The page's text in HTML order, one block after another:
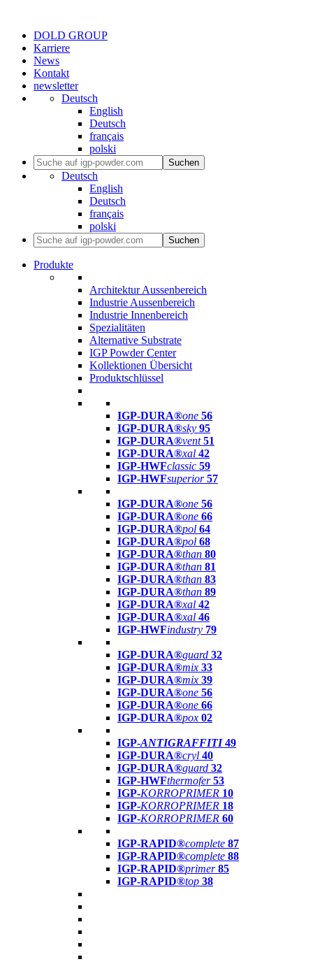
DOLD GROUP
Karriere
News
Kontakt
newsletter
Deutsch
English
Deutsch
français
polski
Suchen
Deutsch
English
Deutsch
français
polski
Suchen
Produkte
Architektur Aussenbereich
Industrie Aussenbereich
Industrie Innenbereich
Spezialitäten
Alternative Substrate
IGP Powder Center
Kollektionen Übersicht
Produktschlüssel
IGP-DURA®one 56
IGP-DURA®sky 95
IGP-DURA®vent 51
IGP-DURA®xal 42
IGP-HWFclassic 59
IGP-HWFsuperior 57
IGP-DURA®one 56
IGP-DURA®one 66
IGP-DURA®pol 64
IGP-DURA®pol 68
IGP-DURA®than 80
IGP-DURA®than 81
IGP-DURA®than 83
IGP-DURA®than 89
IGP-DURA®xal 42
IGP-DURA®xal 46
IGP-HWFindustry 79
IGP-DURA®guard 32
IGP-DURA®mix 33
IGP-DURA®mix 39
IGP-DURA®one 56
IGP-DURA®one 66
IGP-DURA®pox 02
IGP-ANTIGRAFFITI49
IGP-DURA®cryl 40
IGP-DURA®guard 32
IGP-HWFthermofer 53
IGP-KORROPRIMER 10
IGP-KORROPRIMER 18
IGP-KORROPRIMER 60
IGP-RAPID®complete 87
IGP-RAPID®complete 88
IGP-RAPID®primer 85
IGP-RAPID®top 38